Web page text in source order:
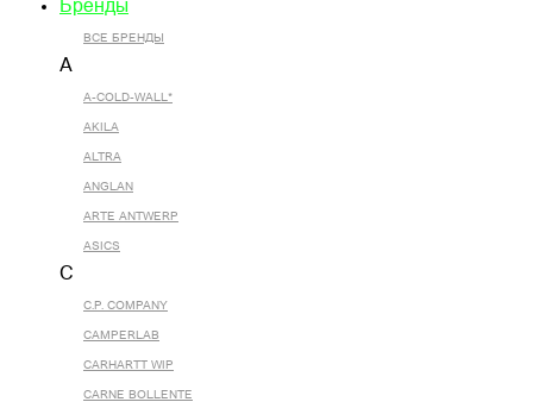
Бренды
ВСЕ БРЕНДЫ
A
A-COLD-WALL*
AKILA
ALTRA
ANGLAN
ARTE ANTWERP
ASICS
C
C.P. COMPANY
CAMPERLAB
CARHARTT WIP
CARNE BOLLENTE